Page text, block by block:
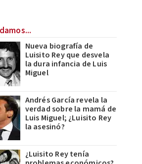
Nueva biografía de
Luisito Rey que desvela
la dura infancia de Luis
Miguel
Andrés García revela la
verdad sobre la mamá de
Luis Miguel; ¿Luisito Rey
la asesinó?
¿Luisito Rey tenía